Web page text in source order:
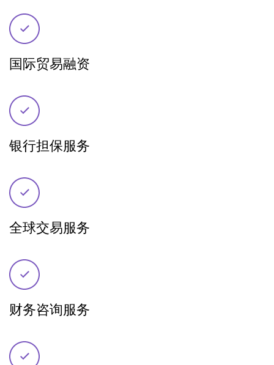
国际贸易融资
银行担保服务
全球交易服务
财务咨询服务